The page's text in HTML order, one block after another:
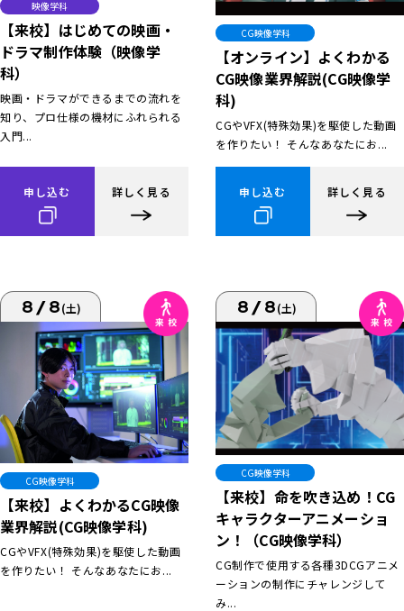
映像学科
【来校】はじめての映画・
ドラマ制作体験（映像学
科）
映画・ドラマができるまでの流れを
知り、プロ仕様の機材にふれられる
入門...
申し込む 詳しく見る
CG映像学科
【オンライン】よくわかる
CG映像業界解説(CG映像学
科)
CGやVFX(特殊効果)を駆使した動画
を作りたい！ そんなあなたにお...
申し込む 詳しく見る
8/8(土)
CG映像学科
【来校】よくわかるCG映像
業界解説(CG映像学科)
CGやVFX(特殊効果)を駆使した動画
を作りたい！ そんなあなたにお...
8/8(土)
CG映像学科
【来校】命を吹き込め！CG
キャラクターアニメーショ
ン！（CG映像学科）
CG制作で使用する各種3DCGアニメ
ーションの制作にチャレンジして
み...